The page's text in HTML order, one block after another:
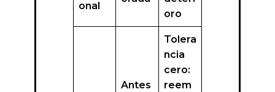
onal
oro
Antes
Tolera
ncia
cero:
reem